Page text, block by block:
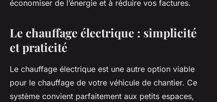
économiser de l’énergie et à réduire vos factures.
Le chauffage électrique : simplicité
et praticité
Le chauffage électrique est une autre option viable
pour le chauffage de votre véhicule de chantier. Ce
système convient parfaitement aux petits espaces,